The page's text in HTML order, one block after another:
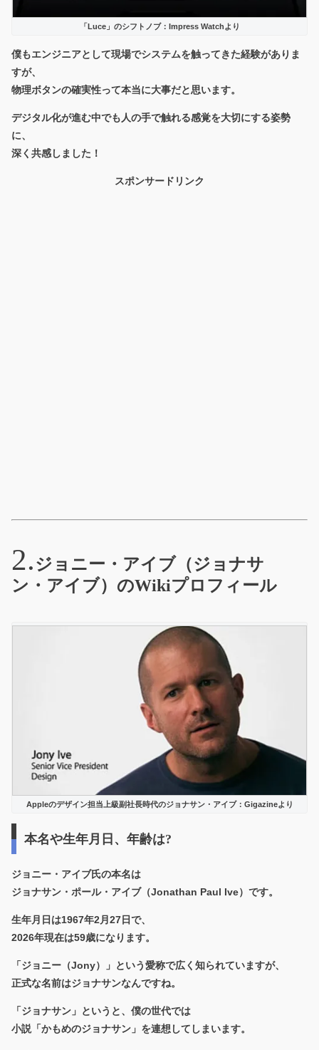
「Luce」のシフトノブ：Impress Watchより
僕もエンジニアとして現場でシステムを触ってきた経験がありま
すが、
物理ボタンの確実性って本当に大事だと思います。
デジタル化が進む中でも 人の手で触れる感覚を大切にする姿勢
に、
深く共感しました！
スポンサードリンク
ジョニー・アイブ（ジョナサ
ン・アイブ）のWikiプロフィール
Appleのデザイン担当上級副社長時代のジョナサン・アイブ：Gigazineより
本名や生年月日、年齢は?
ジョニー・アイブ氏の本名は
ジョナサン・ポール・アイブ（Jonathan Paul Ive） です。
生年月日は1967年2月27日で、
2026年現在は59歳になります。
「ジョニー（Jony）」という愛称で広く知られていますが、
正式な名前はジョナサンなんですね。
「ジョナサン」というと、僕の世代では
小説「かもめのジョナサン」を連想してしまいます。